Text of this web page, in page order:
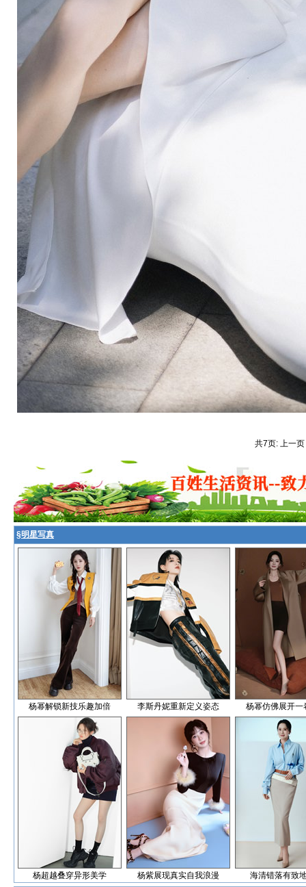
共7页: 上一
§明星写真
杨幂解锁新技乐趣加倍 李斯丹妮重新定义姿态 杨幂仿佛展开一
杨超越叠穿异形美学 杨紫展现真实自我浪漫 海清错落有致